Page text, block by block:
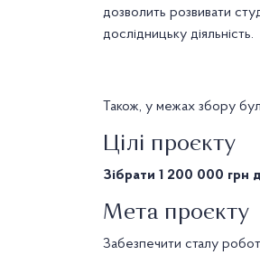
дозволить розвивати
дослідницьку діяльність.
Також, у межах збору
Цілі проєкту
Зібрати 1 200 000 грн
Мета проєкту
Забезпечити сталу